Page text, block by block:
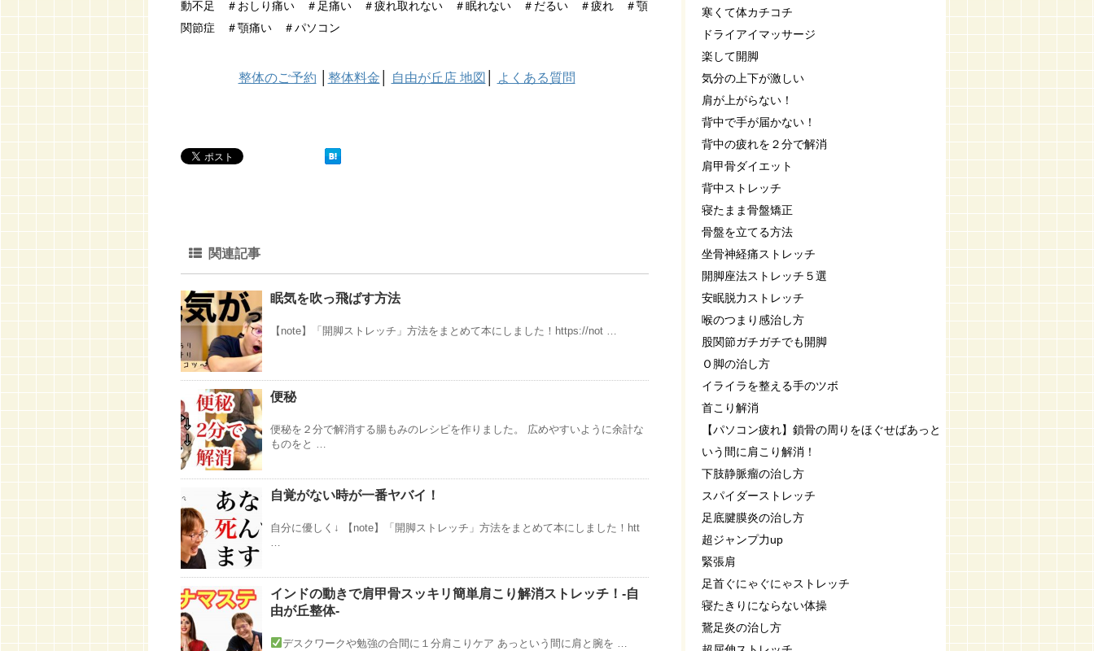
動不足 ＃おしり痛い ＃足痛い ＃疲れ取れない ＃眠れない ＃だるい ＃疲れ ＃顎
関節症 ＃顎痛い ＃パソコン
整体のご予約 整体料金 自由が丘店 地図 よくある質問
関連記事
眠気を吹っ飛ばす方法
【note】「開脚ストレッチ」方法をまとめて本にしました！https://not …
便秘
便秘を２分で解消する腸もみのレシピを作りました。 広めやすいように余計な
ものをと …
自覚がない時が一番ヤバイ！
自分に優しく↓ 【note】「開脚ストレッチ」方法をまとめて本にしました！htt
インドの動きで肩甲骨スッキリ簡単肩こり解消ストレッチ！-自
由が丘整体-
デスクワークや勉強の合間に１分肩こりケア あっという間に肩と腕を …
寒くて体カチコチ
ドライアイマッサージ
楽して開脚
気分の上下が激しい
肩が上がらない！
背中で手が届かない！
背中の疲れを２分で解消
肩甲骨ダイエット
背中ストレッチ
寝たまま骨盤矯正
骨盤を立てる方法
坐骨神経痛ストレッチ
開脚座法ストレッチ５選
安眠脱力ストレッチ
喉のつまり感治し方
股関節ガチガチでも開脚
Ｏ脚の治し方
イライラを整える手のツボ
首こり解消
【パソコン疲れ】鎖骨の周りをほぐせばあっと
いう間に肩こり解消！
下肢静脈瘤の治し方
スパイダーストレッチ
足底腱膜炎の治し方
超ジャンプ力up
緊張肩
足首ぐにゃぐにゃストレッチ
寝たきりにならない体操
鵞足炎の治し方